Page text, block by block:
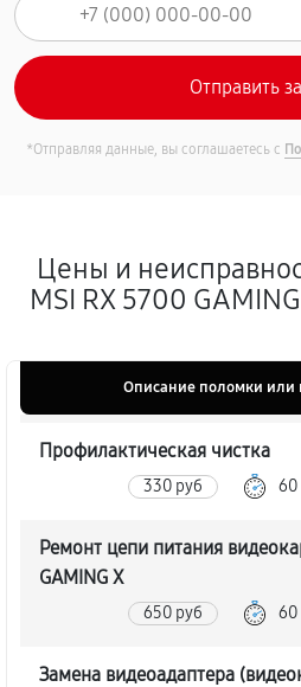
*Отправляя данные, вы соглашаетесь с
Цены и
MSI RX 5700
Описание поломки или
Профилактическая чистка
330 руб 60
Ремонт цепи питания
GAMING X
650 руб 60
Замена видеоадаптера